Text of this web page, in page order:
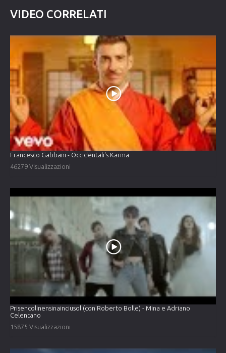
VIDEO CORRELATI
Francesco Gabbani - Occidentali's Karma
46279 Visualizzazioni
Prisencolinensinainciusol (con Roberto Bolle) - Mina e Adriano
Celentano
15875 Visualizzazioni